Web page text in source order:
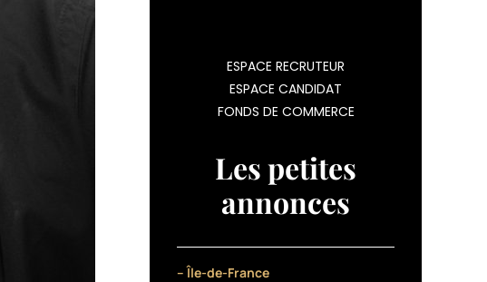
ESPACE RECRUTEUR
ESPACE CANDIDAT
FONDS DE COMMERCE
Les petites
annonces
– Île-de-France